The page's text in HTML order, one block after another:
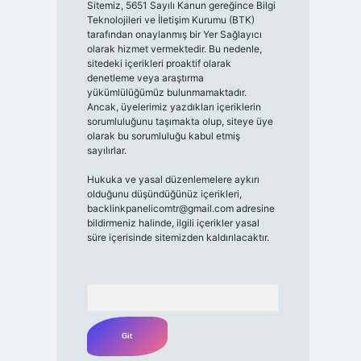
Sitemiz, 5651 Sayılı Kanun gereğince Bilgi
Teknolojileri ve İletişim Kurumu (BTK)
tarafından onaylanmış bir Yer Sağlayıcı
olarak hizmet vermektedir. Bu nedenle,
sitedeki içerikleri proaktif olarak
denetleme veya araştırma
yükümlülüğümüz bulunmamaktadır.
Ancak, üyelerimiz yazdıkları içeriklerin
sorumluluğunu taşımakta olup, siteye üye
olarak bu sorumluluğu kabul etmiş
sayılırlar.
Hukuka ve yasal düzenlemelere aykırı
olduğunu düşündüğünüz içerikleri,
backlinkpanelicomtr@gmail.comadresine
bildirmeniz halinde, ilgili içerikler yasal
süre içerisinde sitemizden kaldırılacaktır.